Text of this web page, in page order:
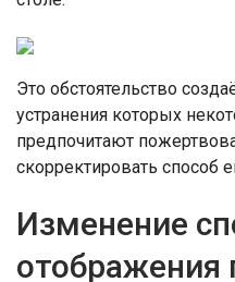
Это обстоятельство
устранения которых
предпочитают
скорректировать способ
Изменение
отображения